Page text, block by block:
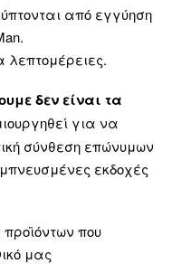
από εγγύηση
λεπτομέρειες.
δεν είναι τα
για να
σύνθεση επώνυμων
εκδοχές
που
μας